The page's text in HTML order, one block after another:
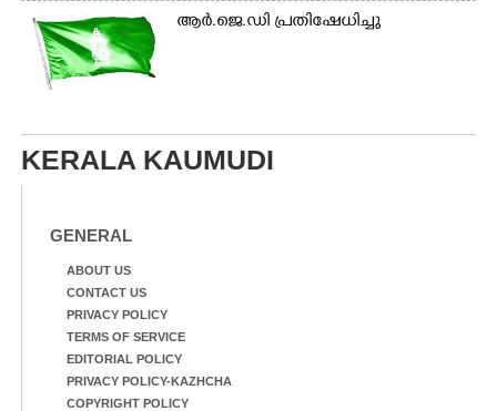
ആർ.ജെ.ഡി പ്രതിഷേധിച്ചു
KERALA KAUMUDI
GENERAL
ABOUT US
CONTACT US
PRIVACY POLICY
TERMS OF SERVICE
EDITORIAL POLICY
PRIVACY POLICY-KAZHCHA
COPYRIGHT POLICY